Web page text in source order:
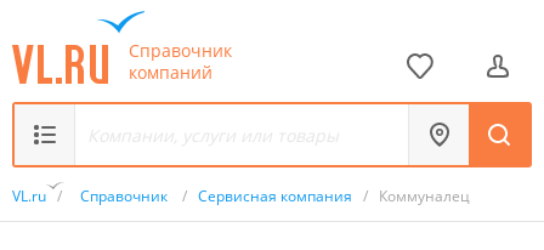
Справочник
компаний
VL.ru / Справочник / Сервисная компания / Коммуналец